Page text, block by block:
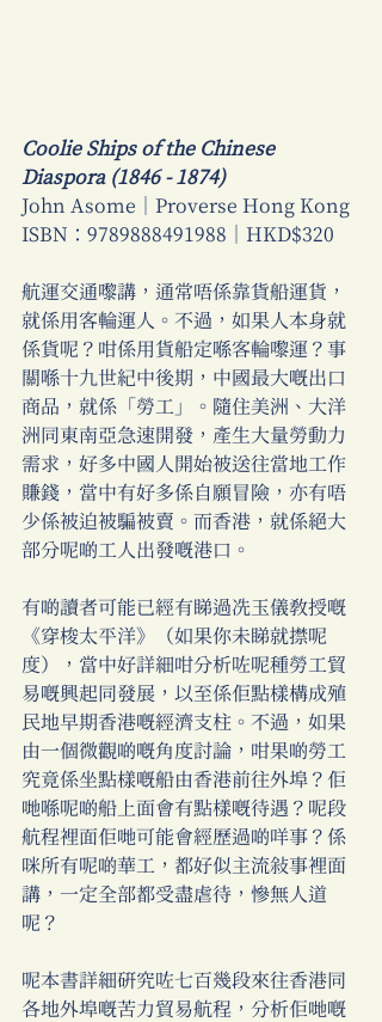
Coolie Ships of the Chinese
Diaspora (1846 - 1874)
John Asome｜Proverse Hong Kong
ISBN：9789888491988｜HKD$320
航運交通嚟講，通常唔係靠貨船運貨，
就係用客輪運人。不過，如果人本身就
係貨呢？咁係用貨船定喺客輪嚟運？事
關喺十九世紀中後期，中國最大嘅出口
商品，就係「勞工」。隨住美洲、大洋
洲同東南亞急速開發，產生大量勞動力
需求，好多中國人開始被送往當地工作
賺錢，當中有好多係自願冒險，亦有唔
少係被迫被騙被賣。而香港，就係絕大
部分呢啲工人出發嘅港口。
有啲讀者可能已經有睇過冼玉儀教授嘅
《穿梭太平洋》（如果你未睇就㩒呢
度），當中好詳細咁分析咗呢種勞工貿
易嘅興起同發展，以至係佢點樣構成殖
民地早期香港嘅經濟支柱。不過，如果
由一個微觀啲嘅角度討論，咁果啲勞工
究竟係坐點樣嘅船由香港前往外埠？佢
哋喺呢啲船上面會有點樣嘅待遇？呢段
航程裡面佢哋可能會經歷過啲咩事？係
咪所有呢啲華工，都好似主流敘事裡面
講，一定全部都受盡虐待，慘無人道
呢？
呢本書詳細研究咗七百幾段來往香港同
各地外埠嘅苦力貿易航程，分析佢哋嘅